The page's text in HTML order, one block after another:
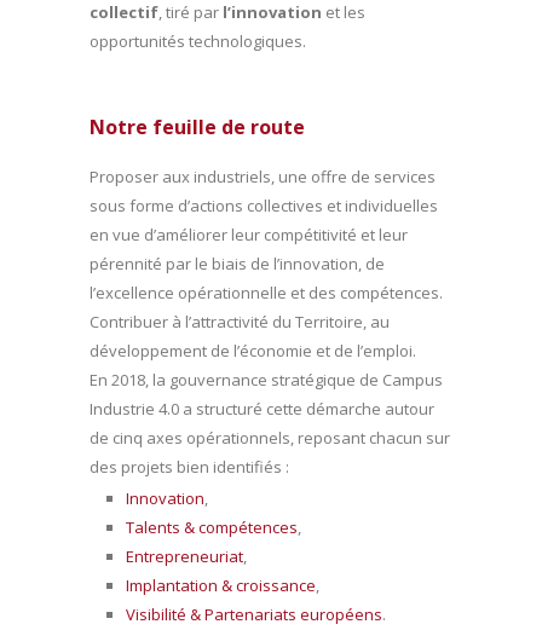
collectif, tiré par l’innovation et les
opportunités technologiques.
Notre feuille de route
Proposer aux industriels, une offre de services
sous forme d’actions collectives et individuelles
en vue d’améliorer leur compétitivité et leur
pérennité par le biais de l’innovation, de
l’excellence opérationnelle et des compétences.
Contribuer à l’attractivité du Territoire, au
développement de l’économie et de l’emploi.
En 2018, la gouvernance stratégique de Campus
Industrie 4.0 a structuré cette démarche autour
de cinq axes opérationnels, reposant chacun sur
des projets bien identifiés :
Innovation,
Talents & compétences,
Entrepreneuriat,
Implantation & croissance,
Visibilité & Partenariats européens.